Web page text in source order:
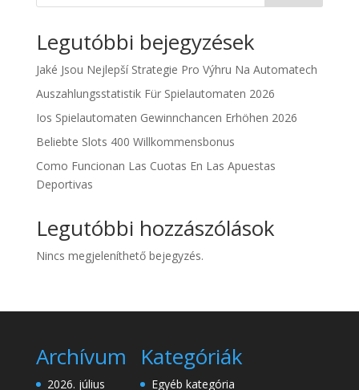
Legutóbbi bejegyzések
Jaké Jsou Nejlepší Strategie Pro Výhru Na Automatech
Auszahlungsstatistik Für Spielautomaten 2026
Ios Spielautomaten Gewinnchancen Erhöhen 2026
Beliebte Slots 400 Willkommensbonus
Como Funcionan Las Cuotas En Las Apuestas
Deportivas
Legutóbbi hozzászólások
Nincs megjeleníthető bejegyzés.
Archívum
2026. július
Kategóriák
Egyéb kategória